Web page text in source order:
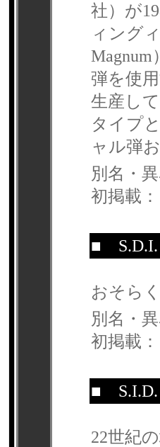
社）が
ィング
弾を使
生産し
タイプ
ャル弾
別名・
初掲載
■ S.D.I.
おそら
別名・
初掲載
■ S.I.D.
22世紀